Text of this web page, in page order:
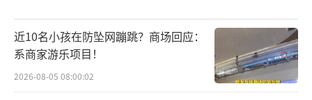
近10名小孩在防坠网蹦跳？商场回应：
系商家游乐项目！
2026-08-05 08:00:02